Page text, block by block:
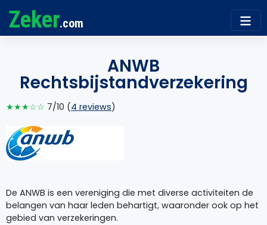
Zeker.com
ANWB
Rechtsbijstandverzekering
★★★☆☆ 7/10 (4 reviews)
De ANWB is een vereniging die met diverse activiteiten de
belangen van haar leden behartigt, waaronder ook op het
gebied van verzekeringen.